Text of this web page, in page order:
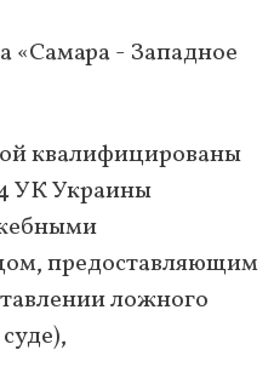
«Самара - Западное
квалифицированы
УК Украины
предоставляющим
ложного